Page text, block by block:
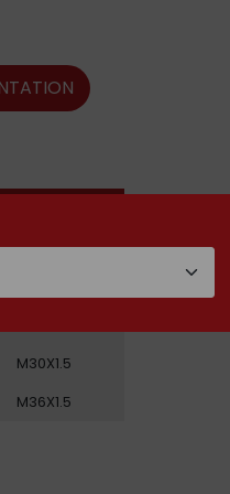
M20X1.5
M30X1.5
M36X1.5